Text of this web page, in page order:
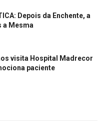
Depois da Enchente, a
a Mesma
visita Hospital Madrecor
paciente